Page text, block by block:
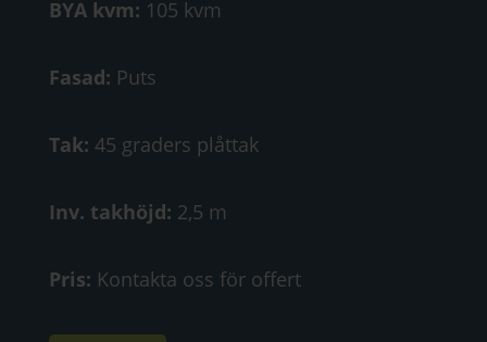
BYA kvm: 105 kvm
Fasad: Puts
Tak: 45 graders plåttak
Inv. takhöjd: 2,5 m
Pris: Kontakta oss för offert